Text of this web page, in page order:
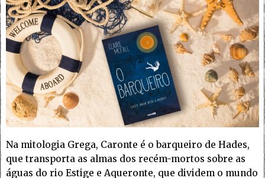
Na mitologia Grega, Caronte é o barqueiro de Hades,
que transporta as almas dos recém-mortos sobre as
águas do rio Estige e Aqueronte, que dividem o mundo